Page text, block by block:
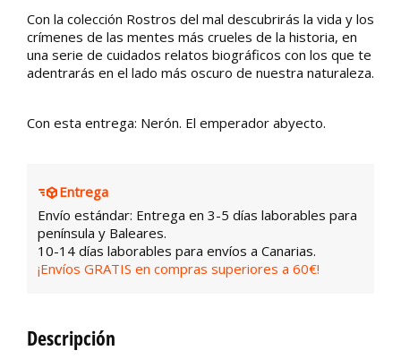
Con la colección Rostros del mal descubrirás la vida y los
crímenes de las mentes más crueles de la historia, en
una serie de cuidados relatos biográficos con los que te
adentrarás en el lado más oscuro de nuestra naturaleza.
Con esta entrega: Nerón. El emperador abyecto.
Entrega
Envío estándar: Entrega en 3-5 días laborables para
península y Baleares.
10-14 días laborables para envíos a Canarias.
¡Envíos GRATIS en compras superiores a 60€!
Descripción